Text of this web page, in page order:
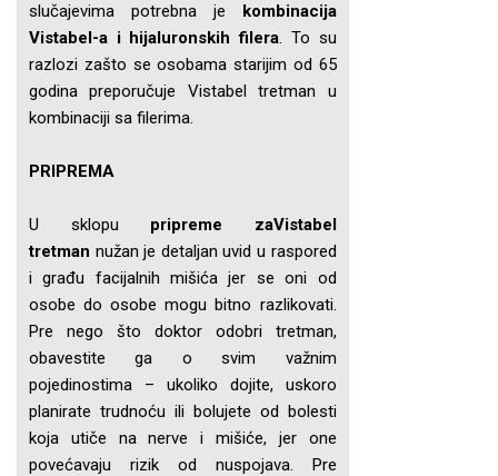
slučajevima potrebna je kombinacija
Vistabel-a i hijaluronskih filera. To su
razlozi zašto se osobama starijim od 65
godina preporučuje Vistabel tretman u
kombinaciji sa filerima.
PRIPREMA
U sklopu pripreme zaVistabel
tretman nužan je detaljan uvid u raspored
i građu facijalnih mišića jer se oni od
osobe do osobe mogu bitno razlikovati.
Pre nego što doktor odobri tretman,
obavestite ga o svim važnim
pojedinostima – ukoliko dojite, uskoro
planirate trudnoću ili bolujete od bolesti
koja utiče na nerve i mišiće, jer one
povećavaju rizik od nuspojava. Pre